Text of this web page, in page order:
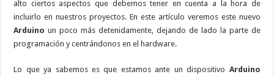
alto ciertos aspectos que debemos tener en cuenta a la hora de
incluirlo en nuestros proyectos. En este artículo veremos este nuevo
Arduino un poco más detenidamente, dejando de lado la parte de
programación y centrándonos en el hardware.
Lo que ya sabemos es que estamos ante un dispositivo Arduino